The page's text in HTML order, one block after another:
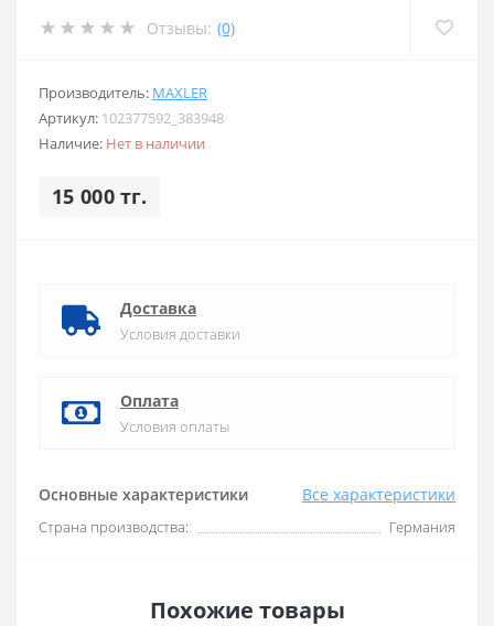
Отзывы: (0)
Производитель: MAXLER
Артикул: 102377592_383948
Наличие: Нет в наличии
15 000 тг.
Основные характеристики Все характеристики
Страна производства: Германия
Доставка
Условия доставки
Оплата
Условия оплаты
Похожие товары